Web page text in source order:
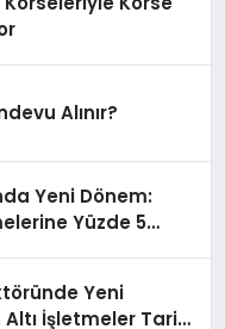
Alınır?
Yeni Dönem:
Yüzde 5
Yeni
İşletmeler Tarih